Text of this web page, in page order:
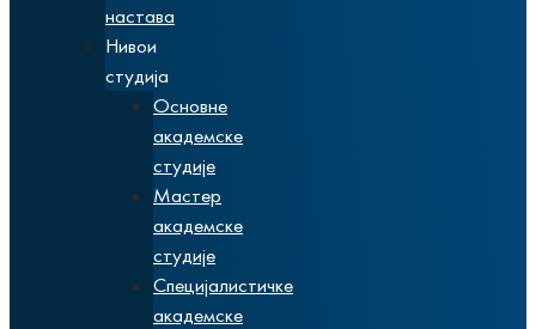
настава
Нивои
студија
Основне
академске
студије
Мастер
академске
студије
Специјалистичке
академске